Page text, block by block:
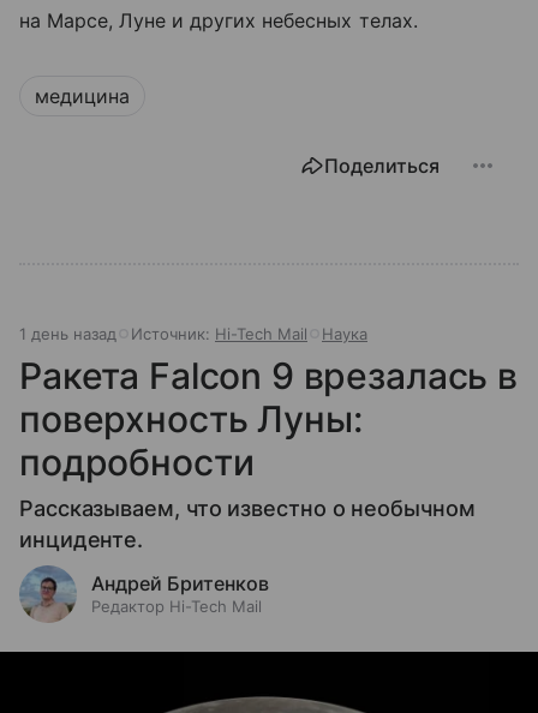
на Марсе, Луне и других небесных телах.
медицина
Поделиться
1 день назад Источник: Hi-Tech Mail Наука
Ракета Falcon 9 врезалась в
поверхность Луны:
подробности
Рассказываем, что известно о необычном
инциденте.
Андрей Бритенков
Редактор Hi-Tech Mail